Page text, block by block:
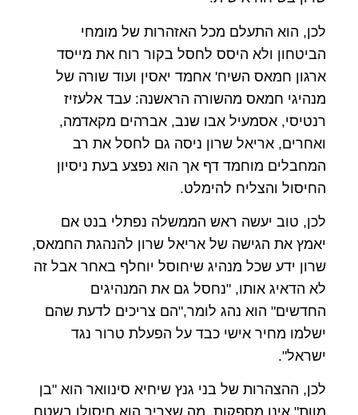
לכן, הוא התעלם מכל האזהרות של מומחי
הביטחון ולא היסס לחסל בקור רוח את מייסד
ארגון חמאס השיח' אחמד יאסין ועוד שורה של
מנהיגי חמאס מהשורה הראשנה: עבד אלעזיז
רנטיסי, אסמעיל אבו שנב, אברהים מקאדמה,
ואחרים, אריאל שרון ניסה גם לחסל את רב
המחבלים מוחמד דף אך הוא נפצע בעת ניסיון
החיסול והצליח להימלט.
לכן, טוב יעשה ראש הממשלה נפתלי בנט אם
יאמץ את הגישה של אריאל שרון להנהגת החמאס,
שרון ידע שכל מנהיג שיחוסל יוחלף באחר אבל זה
לא הדאיג אותו, "נחסל גם את המנהיגים
החדשים" הוא נהג לומר,"הם צריכים לדעת שהם
ישלמו מחיר אישי כבד על הפעלת טרור נגד
ישראל".
לכן, ההצהרות של בני גנץ שיחיא סינוואר הוא "בן